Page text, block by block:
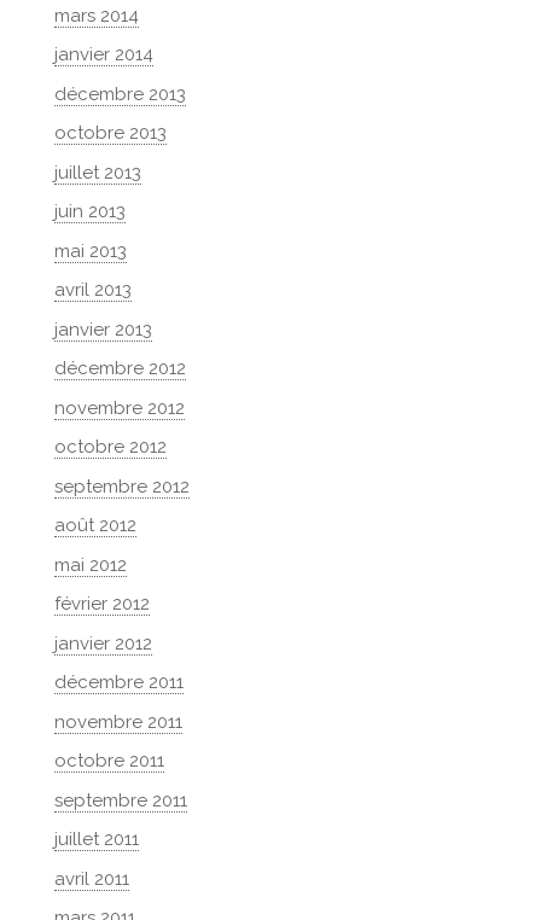
mars 2014
janvier 2014
décembre 2013
octobre 2013
juillet 2013
juin 2013
mai 2013
avril 2013
janvier 2013
décembre 2012
novembre 2012
octobre 2012
septembre 2012
août 2012
mai 2012
février 2012
janvier 2012
décembre 2011
novembre 2011
octobre 2011
septembre 2011
juillet 2011
avril 2011